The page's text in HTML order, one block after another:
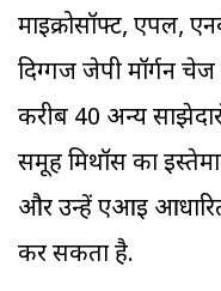
माइक्रोसॉफ्ट, एपल,
दिग्गज जेपी मॉर्गन
करीब 40 अन्य
समूह मिथॉस का
और उन्हें एआइ
कर सकता है.